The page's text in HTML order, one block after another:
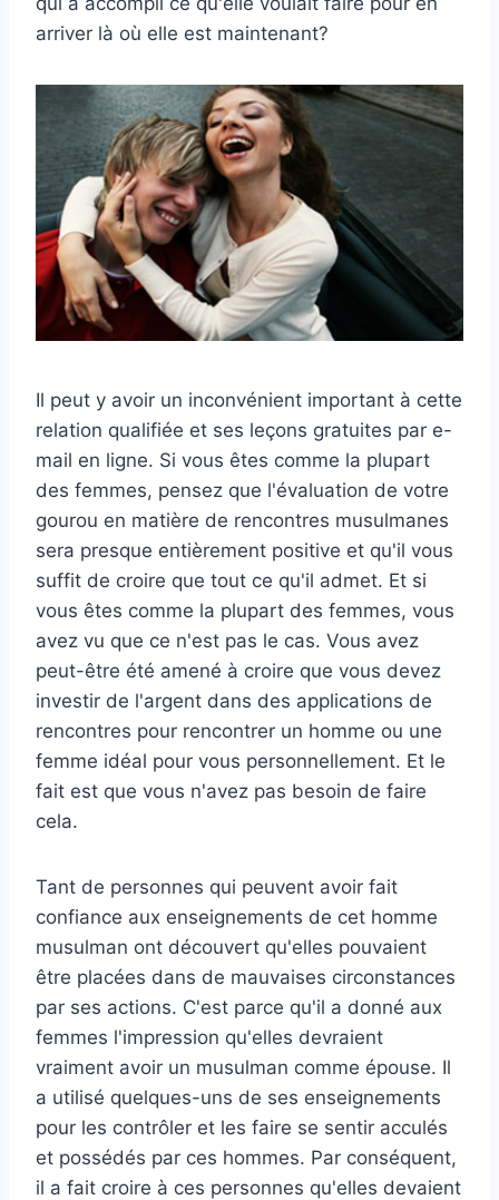
arriver là où elle est maintenant?
Il peut y avoir un inconvénient important à cette
relation qualifiée et ses leçons gratuites par e-
mail en ligne. Si vous êtes comme la plupart
des femmes, pensez que l'évaluation de votre
gourou en matière de rencontres musulmanes
sera presque entièrement positive et qu'il vous
suffit de croire que tout ce qu'il admet. Et si
vous êtes comme la plupart des femmes, vous
avez vu que ce n'est pas le cas. Vous avez
peut-être été amené à croire que vous devez
investir de l'argent dans des applications de
rencontres pour rencontrer un homme ou une
femme idéal pour vous personnellement. Et le
fait est que vous n'avez pas besoin de faire
cela.
Tant de personnes qui peuvent avoir fait
confiance aux enseignements de cet homme
musulman ont découvert qu'elles pouvaient
être placées dans de mauvaises circonstances
par ses actions. C'est parce qu'il a donné aux
femmes l'impression qu'elles devraient
vraiment avoir un musulman comme épouse. Il
a utilisé quelques-uns de ses enseignements
pour les contrôler et les faire se sentir acculés
et possédés par ces hommes. Par conséquent,
il a fait croire à ces personnes qu'elles devaient